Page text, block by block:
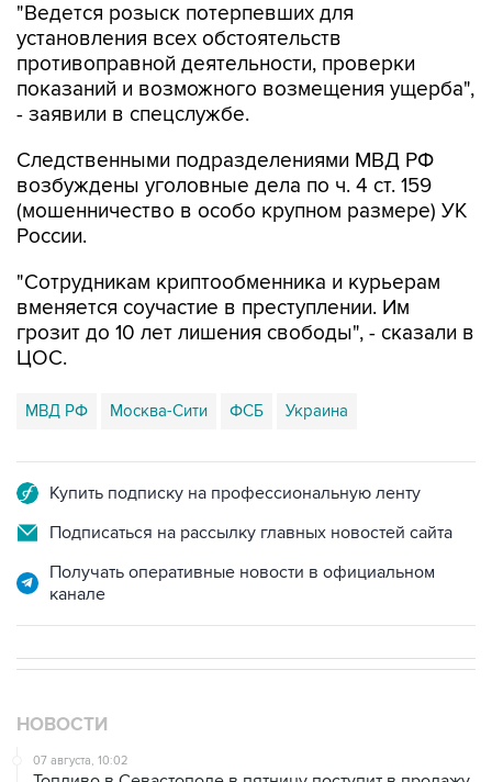
"Ведется розыск потерпевших для
установления всех обстоятельств
противоправной деятельности, проверки
показаний и возможного возмещения ущерба",
- заявили в спецслужбе.
Следственными подразделениями МВД РФ
возбуждены уголовные дела по ч. 4 ст. 159
(мошенничество в особо крупном размере) УК
России.
"Сотрудникам криптообменника и курьерам
вменяется соучастие в преступлении. Им
грозит до 10 лет лишения свободы", - сказали в
ЦОС.
МВД РФ Москва-Сити ФСБ Украина
Купить подписку на профессиональную ленту
Подписаться на рассылку главных новостей сайта
Получать оперативные новости в официальном
канале
НОВОСТИ
07 августа, 10:02